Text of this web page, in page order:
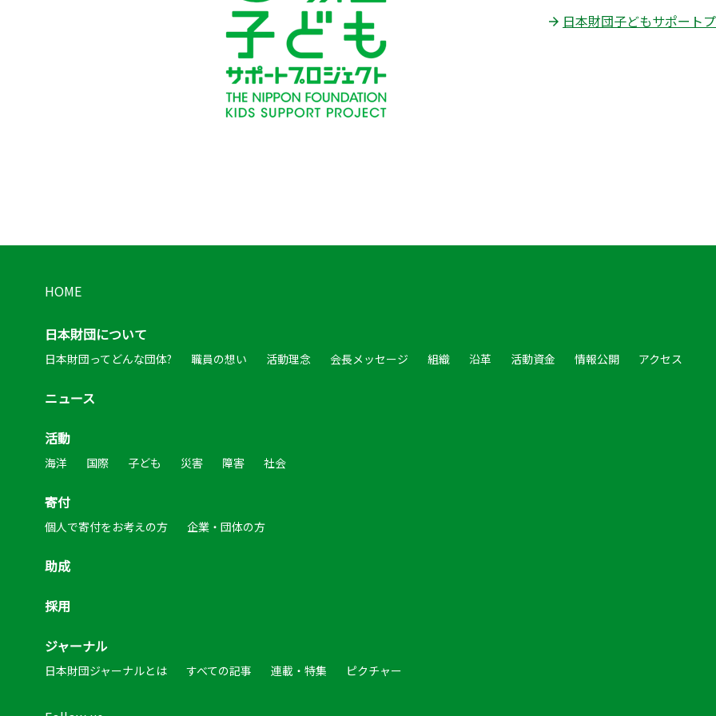
日本財団子どもサポート
HOME
日本財団について
日本財団ってどんな団体? 職員の想い 活動理念 会長メッセージ 組織 沿革 活動資金 情報公開 アクセス
ニュース
活動
海洋 国際 子ども 災害 障害 社会
寄付
個人で寄付をお考えの方 企業・団体の方
助成
採用
ジャーナル
日本財団ジャーナルとは すべての記事 連載・特集 ピクチャー